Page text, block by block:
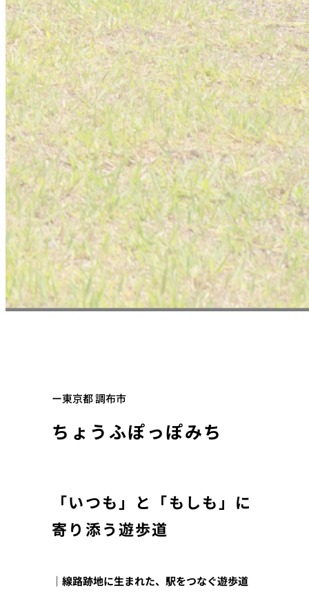
ー東京都 調布市
ちょうふぽっぽみち
「いつも」と「もしも」に
寄り添う遊歩道
｜線路跡地に生まれた、駅をつなぐ遊歩道